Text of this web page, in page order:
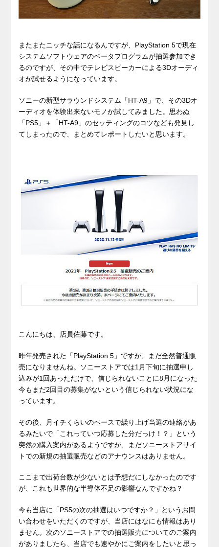
またまたニッチな話になるんですが、PlayStation 5で現在
システムソフトウェアのベータプログラムが抽選参加でき
るのですが、その中でテレビスピーカーによる3Dオーディ
オが試せるようになっています。
ソニーの新型サラウンドシステム「HT-A9」で、その3Dオ
ーディオを体験出来ないモノか試してみました。思わぬ
「PS5」＋「HT-A9」のセッティングのコツなども発見し
てしまったので、まとめてレポートしたいと思います。
こんにちは、店員佐藤です。
昨年発売された「PlayStation 5」ですが、まだ全然普通販
売になりませんね。ソニーストアでは1月下旬に抽選申し
込みが1回あっただけで、信じられないことに8月になった
今もまだ2回目の募集がないという信じられない状況にな
っています。
その後、月イチくらいのペースで繰り上げ当選の連絡があ
るみたいで「これっていつ応募した分だっけ！？」という
突然の購入案内があるようですが、まだソニーストアサイ
トでの新規の抽選販売などのアナウンスはありません。
ここまで出荷台数が少ないとは予想だにしなかったのです
が、これも世界的な半導体不足の影響なんですかね？
今も当店に「PS5の次の抽選はいつですか？」というお問
い合わせをいただくのですが、当店にはなにも情報はあり
ません。次のソニーストアでの抽選販売についてのご案内
がありましたら、当店でも速やかにご案内をしたいと思っ